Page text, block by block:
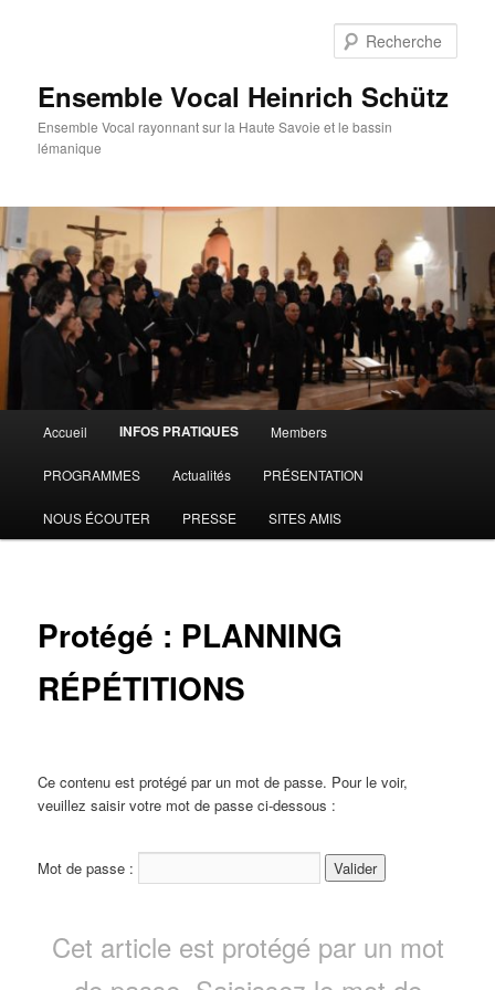
Ensemble Vocal Heinrich Schütz
Ensemble Vocal rayonnant sur la Haute Savoie et le bassin
lémanique
principal
Accueil INFOS PRATIQUES Members
PROGRAMMES Actualités PRÉSENTATION
NOUS ÉCOUTER PRESSE SITES AMIS
Protégé : PLANNING
RÉPÉTITIONS
Ce contenu est protégé par un mot de passe. Pour le voir,
veuillez saisir votre mot de passe ci-dessous :
Mot de passe :
Cet article est protégé par un mot